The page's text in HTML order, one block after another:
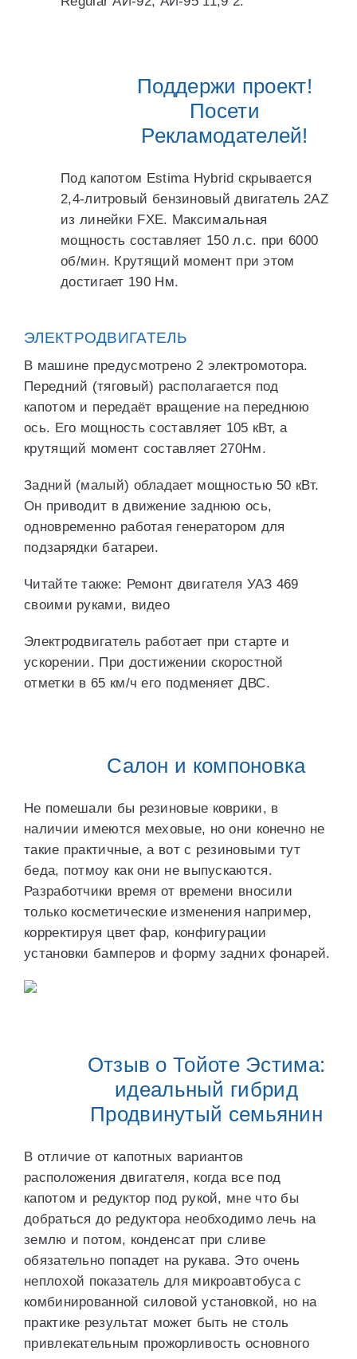
Поддержи проект!
Посети
Рекламодателей!
Под капотом Estima Hybrid скрывается
2,4-литровый бензиновый двигатель 2AZ
из линейки FXE. Максимальная
мощность составляет 150 л.с. при 6000
об/мин. Крутящий момент при этом
достигает 190 Нм.
ЭЛЕКТРОДВИГАТЕЛЬ
В машине предусмотрено 2 электромотора.
Передний (тяговый) располагается под
капотом и передаёт вращение на переднюю
ось. Его мощность составляет 105 кВт, а
крутящий момент составляет 270Нм.
Задний (малый) обладает мощностью 50 кВт.
Он приводит в движение заднюю ось,
одновременно работая генератором для
подзарядки батареи.
Читайте также: Ремонт двигателя УАЗ 469
своими руками, видео
Электродвигатель работает при старте и
ускорении. При достижении скоростной
отметки в 65 км/ч его подменяет ДВС.
Салон и компоновка
Не помешали бы резиновые коврики, в
наличии имеются меховые, но они конечно не
такие практичные, а вот с резиновыми тут
беда, потмоу как они не выпускаются.
Разработчики время от времени вносили
только косметические изменения например,
корректируя цвет фар, конфигурации
установки бамперов и форму задних фонарей.
Отзыв о Тойоте Эстима:
идеальный гибрид
Продвинутый семьянин
В отличие от капотных вариантов
расположения двигателя, когда все под
капотом и редуктор под рукой, мне что бы
добраться до редуктора необходимо лечь на
землю и потом, конденсат при сливе
обязательно попадет на рукава. Это очень
неплохой показатель для микроавтобуса с
комбинированной силовой установкой, но на
практике результат может быть не столь
привлекательным прожорливость основного